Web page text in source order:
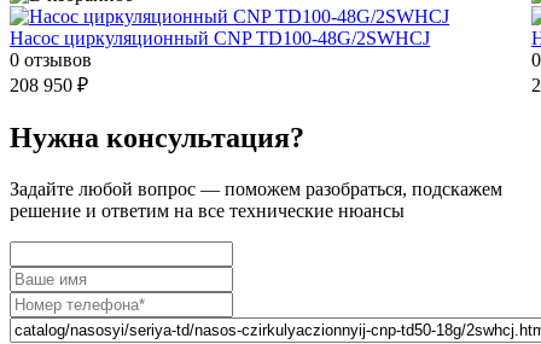
Насос циркуляционный CNP TD100-48G/2SWHCJ
0 отзывов
208 950 ₽
Нужна консультация?
Задайте любой вопрос — поможем разобраться, подскажем
решение и ответим на все технические нюансы